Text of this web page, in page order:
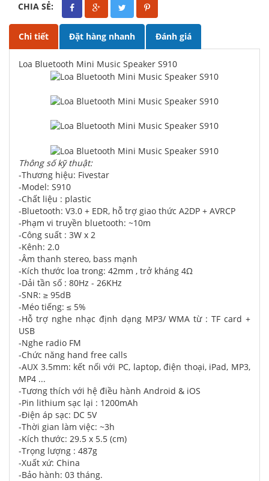
CHIA SẺ:
Chi tiết Đặt hàng nhanh Đánh giá
Loa Bluetooth Mini Music Speaker S910
Thông số kỹ thuật:
-Thương hiệu: Fivestar
-Model: S910
-Chất liệu : plastic
-Bluetooth: V3.0 + EDR, hỗ trợ giao thức A2DP + AVRCP
-Phạm vi truyền bluetooth: ~10m
-Công suất : 3W x 2
-Kênh: 2.0
-Âm thanh stereo, bass mạnh
-Kích thước loa trong: 42mm , trở kháng 4Ω
-Dải tần số : 80Hz - 26KHz
-SNR: ≥ 95dB
-Méo tiếng: ≤ 5%
-Hỗ trợ nghe nhạc định dạng MP3/ WMA từ : TF card +
USB
-Nghe radio FM
-Chức năng hand free calls
-AUX 3.5mm: kết nối với PC, laptop, điện thoại, iPad, MP3,
MP4 ...
-Tương thích với hệ điều hành Android & iOS
-Pin lithium sạc lại : 1200mAh
-Điện áp sạc: DC 5V
-Thời gian làm việc: ~3h
-Kích thước: 29.5 x 5.5 (cm)
-Trọng lượng : 487g
-Xuất xứ: China
-Bảo hành: 03 tháng.